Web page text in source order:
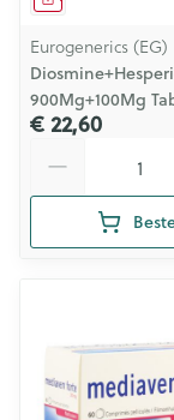
Eurogenerics (EG)
900Mg+100Mg
€ 22,60